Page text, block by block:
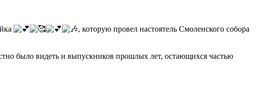
, которую провел настоятель Смоленского собора
было видеть и выпускников прошлых лет, остающихся частью